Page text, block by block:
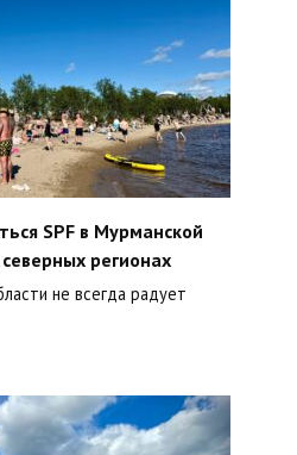
SPF в Мурманской
регионах
не всегда радует